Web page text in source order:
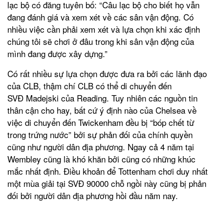
lạc bộ có đăng tuyên bố: “Câu lạc bộ cho biết họ vẫn
đang đánh giá và xem xét về các sân vận động. Có
nhiều việc cần phải xem xét và lựa chọn khi xác định
chúng tôi sẽ chơi ở đâu trong khi sân vận động của
mình đang được xây dựng.”
Có rất nhiều sự lựa chọn được đưa ra bởi các lãnh đạo
của CLB, thậm chí CLB có thể di chuyển đến
SVĐ Madejski của Reading. Tuy nhiên các nguồn tin
thân cận cho hay, bất cứ ý định nào của Chelsea về
việc di chuyển đến Twickenham đều bị “bóp chết từ
trong trứng nước” bởi sự phản đối của chính quyền
cũng như người dân địa phương. Ngay cả 4 năm tại
Wembley cũng là khó khăn bởi cũng có những khúc
mắc nhất định. Điều khoản để Tottenham chơi duy nhất
một mùa giải tại SVĐ 90000 chỗ ngồi này cũng bị phản
đối bởi người dân địa phương hồi đầu năm nay.